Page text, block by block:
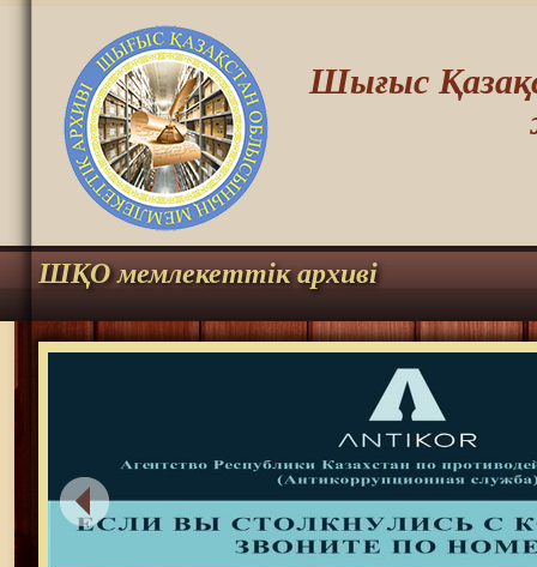
Шығыс
ШҚО мемлекеттік архиві